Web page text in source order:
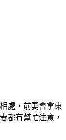
處，前妻會拿東
都有幫忙注意，